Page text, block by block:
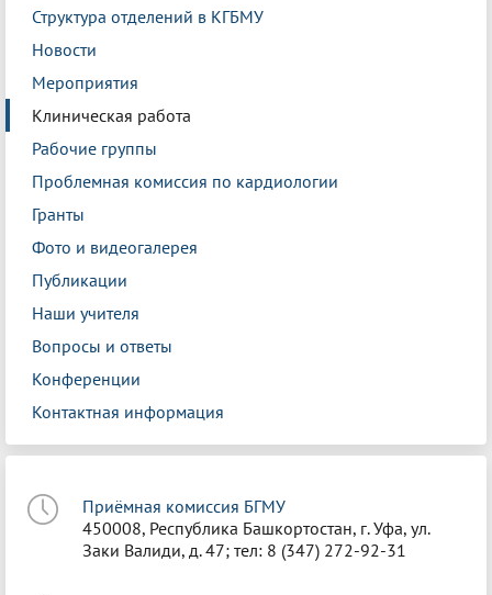
Структура отделений в КГБМУ
Новости
Мероприятия
Клиническая работа
Рабочие группы
Проблемная комиссия по кардиологии
Гранты
Фото и видеогалерея
Публикации
Наши учителя
Вопросы и ответы
Конференции
Контактная информация
Приёмная комиссия БГМУ
450008, Республика Башкортостан, г. Уфа, ул.
Заки Валиди, д. 47; тел: 8 (347) 272-92-31